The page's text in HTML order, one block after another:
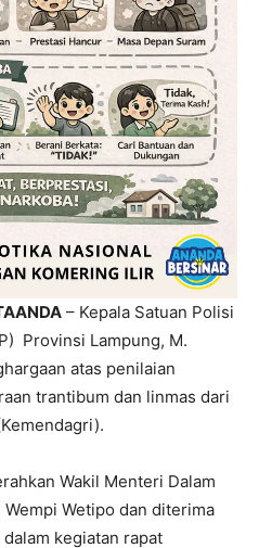
– Kepala Satuan Polisi
Provinsi Lampung, M.
atas penilaian
trantibum dan linmas dari
Wakil Menteri Dalam
Wetipo dan diterima
kegiatan rapat